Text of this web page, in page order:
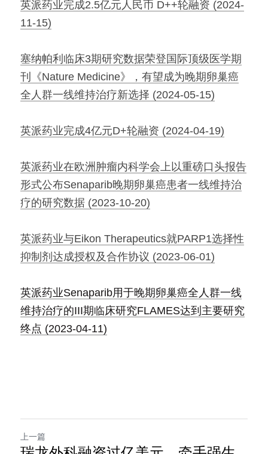
英派药业完成2.5亿元人民币 D++轮融资 (2024-
11-15)
塞纳帕利临床3期研究数据荣登国际顶级医学期
刊《Nature Medicine》，有望成为晚期卵巢癌
全人群一线维持治疗新选择 (2024-05-15)
英派药业完成4亿元D+轮融资 (2024-04-19)
英派药业在欧洲肿瘤内科学会上以重磅口头报告
形式公布Senaparib晚期卵巢癌患者一线维持治
疗的研究数据 (2023-10-20)
英派药业与Eikon Therapeutics就PARP1选择性
抑制剂达成授权及合作协议 (2023-06-01)
英派药业Senaparib用于晚期卵巢癌全人群一线
维持治疗的III期临床研究FLAMES达到主要研究
终点 (2023-04-11)
上一篇